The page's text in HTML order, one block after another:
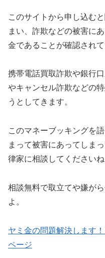
このサイトから申し込む
まい、詐欺などの被害に
金であることが確認されて
携帯電話買取詐欺や銀行
やキャンセル詐欺などの
うとしてきます。
このマネーブッキングを
まって被害にあってしま
律家に相談してくださいね
相談無料で取立てや嫌が
よ。
ヤミ金の問題解決します
ページ